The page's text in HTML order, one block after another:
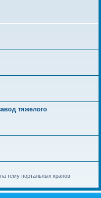
тяжелого
тему портальных кранов